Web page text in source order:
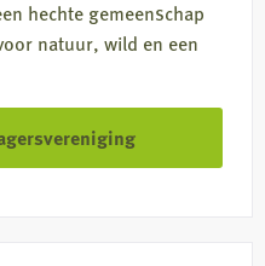
hechte gemeenschap
natuur, wild en een